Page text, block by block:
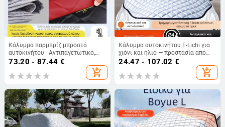
Κάλυμμα παρμπρίζ μπροστά
αυτοκινήτου - Αντιπαγετωτικό,
Προστασία από χιόνι, Χειμερινή
αντηλιακή ασπίδα - Oxford ύφασμα
73.20 - 87.44 €
add_shopping_cart
Κάλυμμα αυτοκινήτου E-Lichi για
χιόνι και ήλιο — προστασία από
βροχή και θερμότητα, αντηλιακό
παρμπρίζ, προστασία από σκόνη,
αυτοκινήτου (κατάλληλο για όλα
τα μοντέλα)
24.47 - 107.02 €
add_shopping_cart